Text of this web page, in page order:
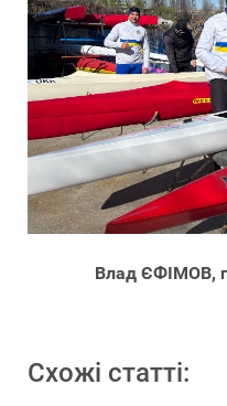
Влад ЄФІМОВ,
Схожі статті: